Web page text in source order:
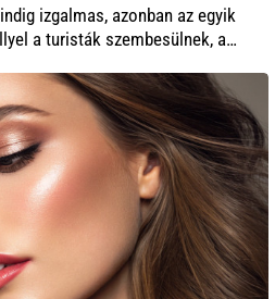
izgalmas, azonban az egyik
a turisták szembesülnek, a